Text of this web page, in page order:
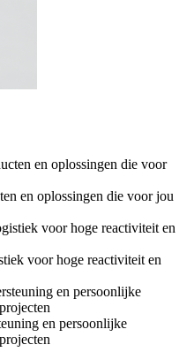
en oplossingen die voor jou
voor hoge reactiviteit en
en persoonlijke